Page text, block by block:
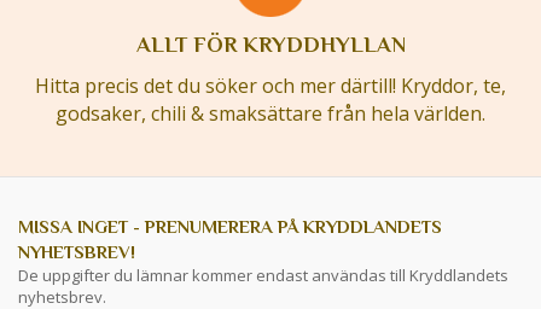
ALLT FÖR KRYDDHYLLAN
Hitta precis det du söker och mer därtill! Kryddor, te,
godsaker, chili & smaksättare från hela världen.
MISSA INGET - PRENUMERERA PÅ KRYDDLANDETS
NYHETSBREV!
De uppgifter du lämnar kommer endast användas till Kryddlandets
nyhetsbrev.